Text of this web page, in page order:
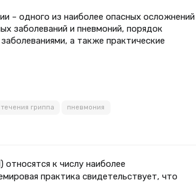
– одного из наиболее опасных осложнений
заболеваний и пневмоний, порядок
а также практические
гриппа пневмония
к числу наиболее
практика свидетельствует, что